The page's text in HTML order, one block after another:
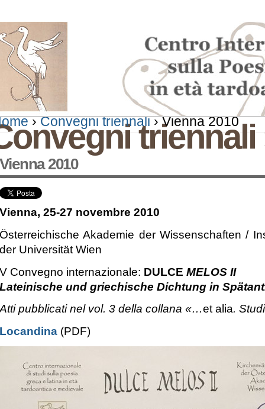
Inserire il
Ricerca
avanzata…
triennali
›Convegni triennali ›Vienna 2010
2010
25-27 novembre 2010
Akademie der Wissenschaften /
Universität Wien
Convegno internazionale: DULCE MELOS II
und griechische Dichtung in
pubblicati nel vol. 3 della collana «…et alia.
(PDF)